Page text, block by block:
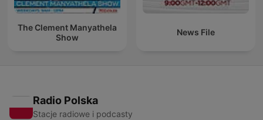
The Clement Manyathela
Show
News File
Radio Polska
Stacje radiowe i podcasty